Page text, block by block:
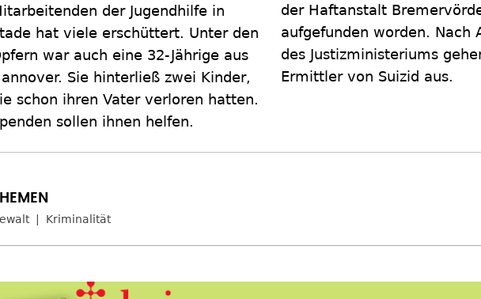
der Jugendhilfe in
hat viele erschüttert. Unter den
war auch eine 32-Jährige aus
Sie hinterließ zwei Kinder,
schon ihren Vater verloren hatten.
sollen ihnen helfen.
der Haftanstalt
aufgefunden worden. Nach
des Justizministeriums
Ermittler von Suizid aus.
Kriminalität